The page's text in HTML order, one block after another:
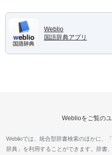
Weblio
国語辞典アプリ
Weblioをご覧の
Weblioでは、統合型辞書検索のほかに、
辞典」を利用することができます。辞書